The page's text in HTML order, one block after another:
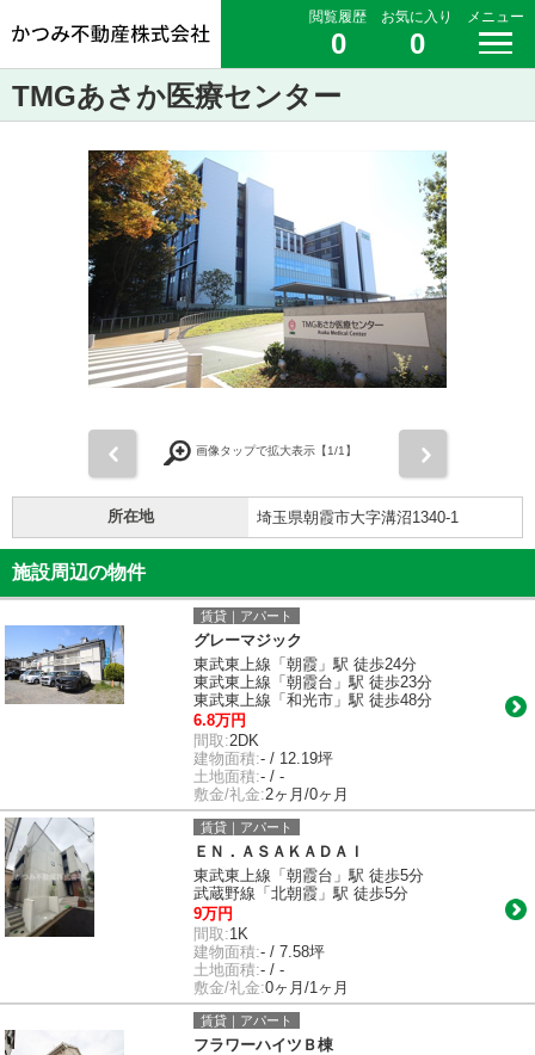
閲覧履歴
0
お気に入り
0
メニュー
TMGあさか医療センター
画像タップで拡大表示【1/1】
所在地 埼玉県朝霞市大字溝沼1340-1
施設周辺の物件
賃貸｜アパート
グレーマジック
東武東上線「朝霞」駅 徒歩24分
東武東上線「朝霞台」駅 徒歩23分
東武東上線「和光市」駅 徒歩48分
6.8万円
間取:2DK
建物面積:- / 12.19坪
土地面積:- / -
敷金/礼金:2ヶ月/0ヶ月
賃貸｜アパート
ＥＮ．ＡＳＡＫＡＤＡＩ
東武東上線「朝霞台」駅 徒歩5分
武蔵野線「北朝霞」駅 徒歩5分
9万円
間取:1K
建物面積:- / 7.58坪
土地面積:- / -
敷金/礼金:0ヶ月/1ヶ月
賃貸｜アパート
フラワーハイツＢ棟